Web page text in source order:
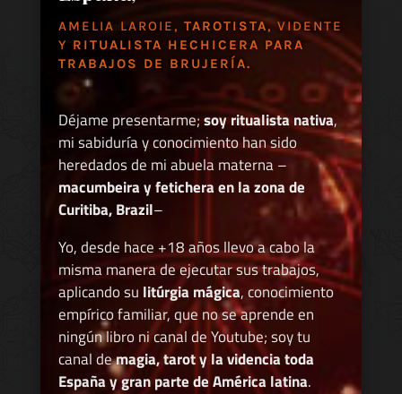
AMELIA LAROIE, TAROTISTA, VIDENTE
Y RITUALISTA HECHICERA PARA
TRABAJOS DE BRUJERÍA.
Déjame presentarme;soy ritualista nativa,
mi sabiduría y conocimiento han sido
heredados de mi abuela materna –
macumbeira y fetichera en la zona de
Curitiba, Brazil–
Yo, desde hace +18 años llevo a cabo la
misma manera de ejecutar sus trabajos,
aplicando su litúrgia mágica, conocimiento
empírico familiar, que no se aprende en
ningún libro ni canal de Youtube; soy tu
canal demagia, tarot y la videncia toda
España y gran parte de América latina.